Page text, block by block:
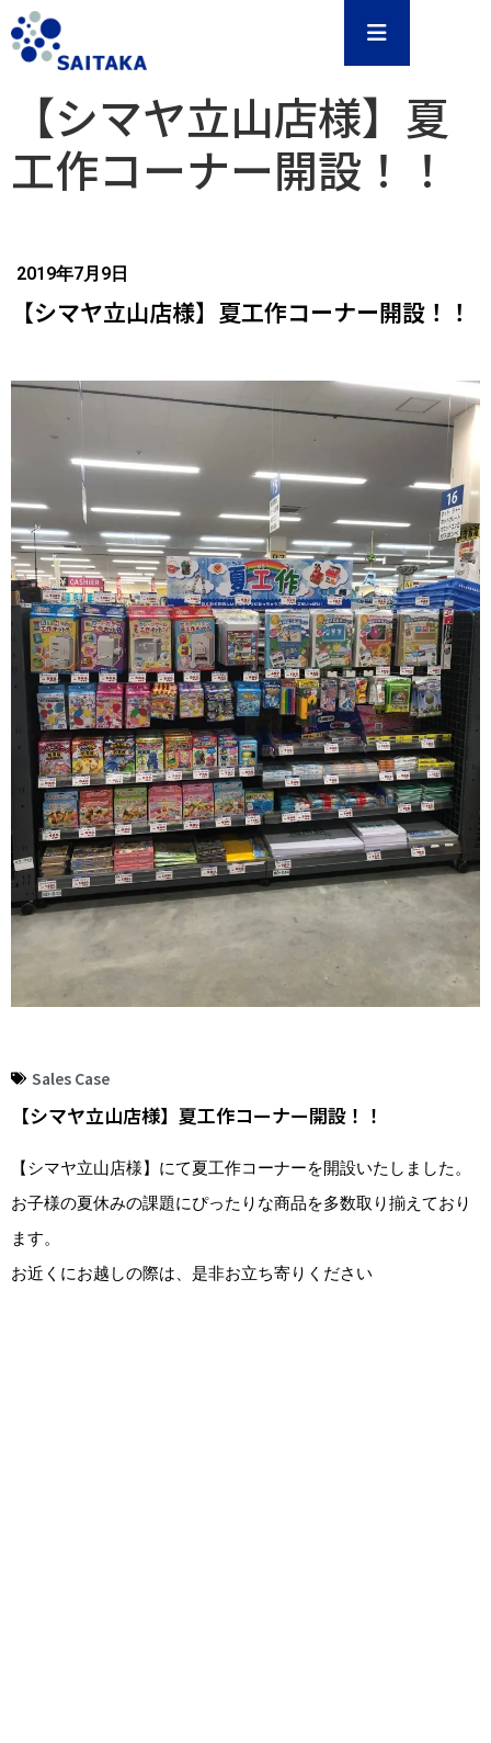
【シマヤ立山店様】夏
工作コーナー開設！！
2019年7月9日
【シマヤ立山店様】夏工作コーナー開設！！
Sales Case
【シマヤ立山店様】夏工作コーナー開設！！
【シマヤ立山店様】にて夏工作コーナーを開設いたしました。
お子様の夏休みの課題にぴったりな商品を多数取り揃えており
ます。
お近くにお越しの際は、是非お立ち寄りください